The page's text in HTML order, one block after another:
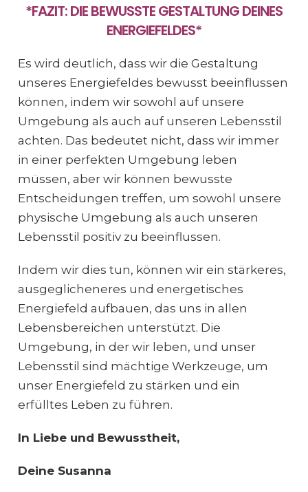
*FAZIT: DIE BEWUSSTE GESTALTUNG DEINES
ENERGIEFELDES*
Es wird deutlich, dass wir die Gestaltung
unseres Energiefeldes bewusst beeinflussen
können, indem wir sowohl auf unsere
Umgebung als auch auf unseren Lebensstil
achten. Das bedeutet nicht, dass wir immer
in einer perfekten Umgebung leben
müssen, aber wir können bewusste
Entscheidungen treffen, um sowohl unsere
physische Umgebung als auch unseren
Lebensstil positiv zu beeinflussen.
Indem wir dies tun, können wir ein stärkeres,
ausgeglicheneres und energetisches
Energiefeld aufbauen, das uns in allen
Lebensbereichen unterstützt. Die
Umgebung, in der wir leben, und unser
Lebensstil sind mächtige Werkzeuge, um
unser Energiefeld zu stärken und ein
erfülltes Leben zu führen.
In Liebe und Bewusstheit,
Deine Susanna